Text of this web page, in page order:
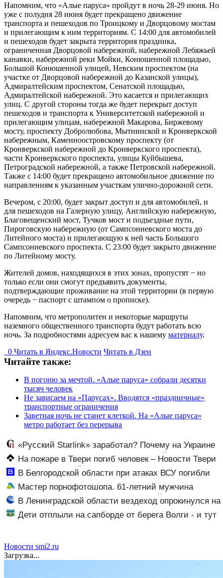
Напомним, что «Алые паруса» пройдут в ночь 28-29 июня. Но
уже с полудня 28 июня будет прекращено движение
транспорта и пешеходов по Троицкому и Дворцовому мостам
и прилегающим к ним территориям. С 14:00 для автомобилей
и пешеходов будет закрыта территория праздника,
ограниченная Дворцовой набережной, набережной Лебяжьей
канавки, набережной реки Мойки, Конюшенной площадью,
Большой Конюшенной улицей, Невским проспектом (на
участке от Дворцовой набережной до Казанской улицы),
Адмиралтейским проспектом, Сенатской площадью,
Адмиралтейской набережной. Это касается и прилегающих
улиц. С другой стороны тогда же будет перекрыт доступ
пешеходов и транспорта к Университетской набережной и
прилегающим улицам, набережной Макарова, Биржевому
мосту, проспекту Добролюбова, Мытнинской и Кронверкской
набережным, Каменноостровскому проспекту (от
Кронверкской набережной до Кронверкского проспекта),
части Кронверкского проспекта, улицы Куйбышева,
Петроградской набережной, а также Петровской набережной.
Также с 14:00 будет прекращено автомобильное движение по
направлениям к указанным участкам улично-дорожной сети.
Вечером, с 20:00, будет закрыт доступ и для автомобилей, и
для пешеходов на Галерную улицу, Английскую набережную,
Благовещенский мост, Тучков мост и подъездные пути,
Пироговскую набережную (от Сампсониевского моста до
Литейного моста) и прилегающую к ней часть Большого
Сампсониевского проспекта. С 23:00 будет закрыто движение
по Литейному мосту.
Жителей домов, находящихся в этих зонах, пропустят − но
только если они смогут предъявить документы,
подтверждающие проживание на этой территории (в первую
очередь − паспорт с штампом о прописке).
Напомним, что метрополитен и некоторые маршруты
наземного общественного транспорта будут работать всю
ночь. За подробностями адресуем вас к нашему материалу.
0 Читать в Яндекс.Новости Читать в Дзен
Читайте также:
В погоню за мечтой. «Алые паруса» собрали десятки
тысяч человек
Не зависаем на «Парусах». Вводятся «праздничные»
транспортные ограничения
Заветная ночь не станет клеткой. На «Алые паруса»
метро работает без перерыва
«Русский Starlink» заработал? Почему на Украине
кратно увеличилась точность попаданий по объектам
ВСУ
На пожаре в Твери погиб человек – Новости Твери
и городов Тверской области сегодня - Afanasy.biz –
Тверские новости. Новости Твери. Тверь новости.
Новости. Новости сегод
В Белгородской области при атаках ВСУ погибли
три человека, еще 25 пострадали - Новости на
Вести.ru
Мастер порнофотошопа. 61-летний мужчина
смастерил порнооткрытку и в итоге пойдёт под суд
В Ленинградской области вездеход опрокинулся на
дороге, пассажир погиб
Дети отплыли на сапборде от берега Волги - и тут
Новости smi2.ru
Загрузка...